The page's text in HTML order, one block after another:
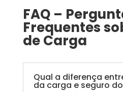
FAQ –
Frequentes
de Carga
Qual a diferença
da carga e seguro